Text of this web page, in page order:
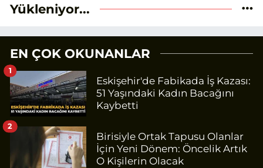
Yükleniyor...
EN ÇOK OKUNANLAR
Eskişehir'de Fabikada İş Kazası:
51 Yaşındaki Kadın Bacağını
Kaybetti
1
Birisiyle Ortak Tapusu Olanlar
İçin Yeni Dönem: Öncelik Artık
O Kişilerin Olacak
2